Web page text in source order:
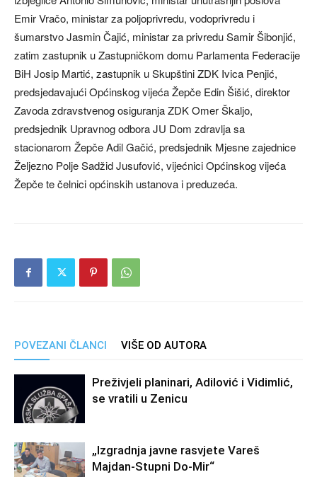
Emir Vračo, ministar za poljoprivredu, vodoprivredu i
šumarstvo Jasmin Čajić, ministar za privredu Samir Šibonjić,
zatim zastupnik u Zastupničkom domu Parlamenta Federacije
BiH Josip Martić, zastupnik u Skupštini ZDK Ivica Penjić,
predsjedavajući Općinskog vijeća Žepče Edin Šišić, direktor
Zavoda zdravstvenog osiguranja ZDK Omer Škaljo,
predsjednik Upravnog odbora JU Dom zdravlja sa
stacionarom Žepče Adil Gačić, predsjednik Mjesne zajednice
Željezno Polje Sadžid Jusufović, vijećnici Općinskog vijeća
Žepče te čelnici općinskih ustanova i preduzeća.
POVEZANI ČLANCI VIŠE OD AUTORA
Preživjeli planinari, Adilović i Vidimlić,
se vratili u Zenicu
„Izgradnja javne rasvjete Vareš
Majdan-Stupni Do-Mir“